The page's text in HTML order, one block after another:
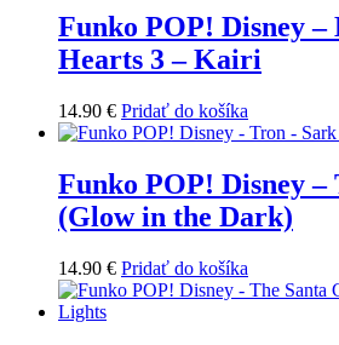
Funko POP! Disney –
Hearts 3 – Kairi
14.90 € Pridať do košíka
Funko POP! Disney –
(Glow in the Dark)
14.90 € Pridať do košíka